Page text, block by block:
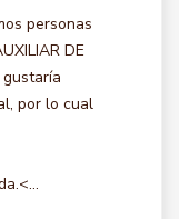
personas
DE
gustaría
por lo cual